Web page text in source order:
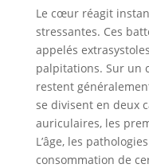
Le cœur réagit
stressantes. Ces
appelés
palpitations. Sur un
restent
se divisent en deux
auriculaires, les
L’âge, les
consommation de